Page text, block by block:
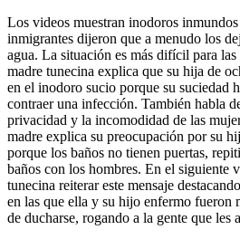
​​Los videos muestran inodoros
inmigrantes dijeron que a menudo los
agua. La situación es más difícil para
madre tunecina explica que su hija de
en el inodoro sucio porque su suciedad
contraer una infección. También habla
privacidad y la incomodidad de las
madre explica su preocupación por su
porque los baños no tienen puertas,
baños con los hombres. En el siguiente
tunecina reiterar este mensaje
en las que ella y su hijo enfermo fueron
de ducharse, rogando a la gente que les